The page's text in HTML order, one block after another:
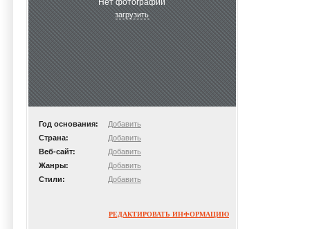
Нет фотографии
загрузить
Год основания:
Добавить
Страна:
Добавить
Веб-сайт:
Добавить
Жанры:
Добавить
Стили:
Добавить
РЕДАКТИРОВАТЬ ИНФОРМАЦИЮ